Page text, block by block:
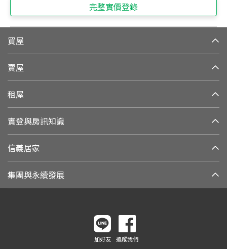
完整實價登錄
買屋
賣屋
租屋
實登與房訊知識
信義居家
集團與永續發展
加好友 追蹤我們